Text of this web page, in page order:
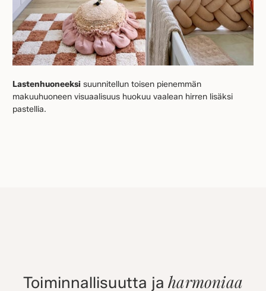
Lastenhuoneeksi suunnitellun toisen pienemmän
makuuhuoneen visuaalisuus huokuu vaalean hirren lisäksi
pastellia.
Toiminnallisuutta jaharmoniaa